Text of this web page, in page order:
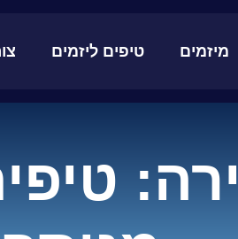
מיזמים טיפים ליזמים